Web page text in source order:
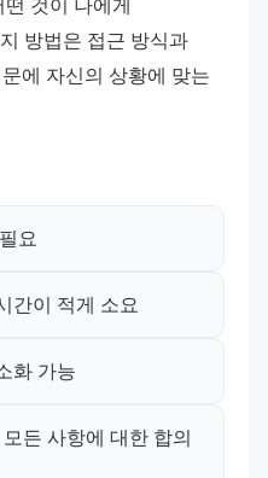
방법은 접근 방식과
에 자신의 상황에 맞는
요
간이 적게 소요
화 가능
든 사항에 대한 합의